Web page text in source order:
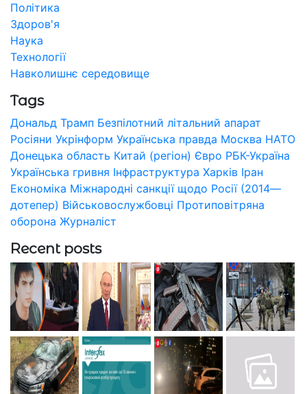
Політика
Здоров'я
Наука
Технології
Навколишнє середовище
Tags
Дональд Трамп Безпілотний літальний апарат
Росіяни Укрінформ Українська правда Москва НАТО
Донецька область Китай (регіон) Євро РБК-Україна
Українська гривня Інфраструктура Харків Іран
Економіка Міжнародні санкції щодо Росії (2014—
дотепер) Військовослужбовці Протиповітряна
оборона Журналіст
Recent posts